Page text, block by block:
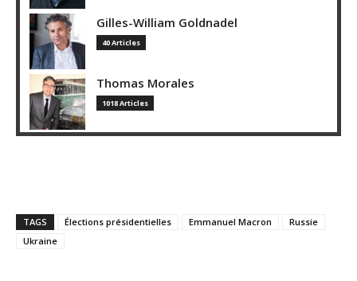
Gilles-William Goldnadel
40 Articles
Thomas Morales
1018 Articles
TAGS Élections présidentielles Emmanuel Macron
Russie
Ukraine